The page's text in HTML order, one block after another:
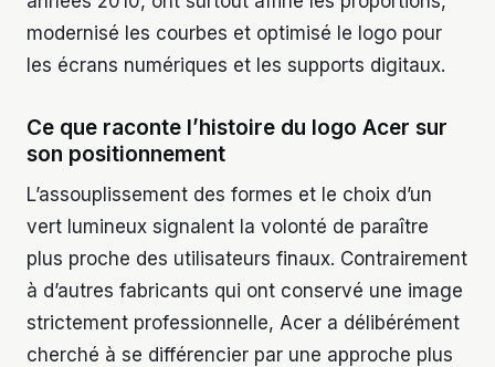
modernisé les courbes et optimisé le logo pour
les écrans numériques et les supports digitaux.
Ce que raconte l’histoire du logo Acer sur
son positionnement
L’assouplissement des formes et le choix d’un
vert lumineux signalent la volonté de paraître
plus proche des utilisateurs finaux. Contrairement
à d’autres fabricants qui ont conservé une image
strictement professionnelle, Acer a délibérément
cherché à se différencier par une approche plus